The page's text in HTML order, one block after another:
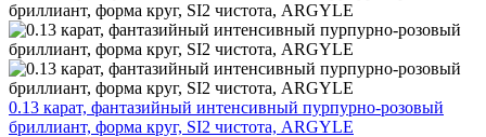
0.13 карат, фантазийный интенсивный пурпурно-розовый
бриллиант, форма круг, SI2 чистота, ARGYLE